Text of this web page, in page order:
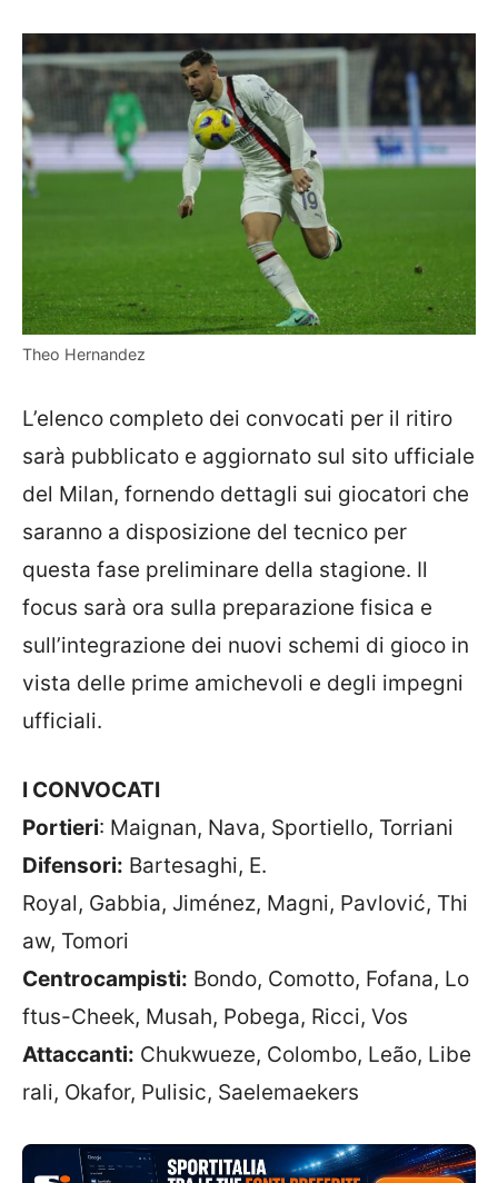
Theo Hernandez
L’elenco completo dei convocati per il ritiro
sarà pubblicato e aggiornato sul sito ufficiale
del Milan, fornendo dettagli sui giocatori che
saranno a disposizione del tecnico per
questa fase preliminare della stagione. Il
focus sarà ora sulla preparazione fisica e
sull’integrazione dei nuovi schemi di gioco in
vista delle prime amichevoli e degli impegni
ufficiali.
I CONVOCATI
Portieri: Maignan, Nava, Sportiello, Torriani
Difensori: Bartesaghi, E.
Royal, Gabbia, Jiménez, Magni, Pavlović, Thi
aw, Tomori
Centrocampisti: Bondo, Comotto, Fofana, Lo
ftus-Cheek, Musah, Pobega, Ricci, Vos
Attaccanti: Chukwueze, Colombo, Leão, Libe
rali, Okafor, Pulisic, Saelemaekers